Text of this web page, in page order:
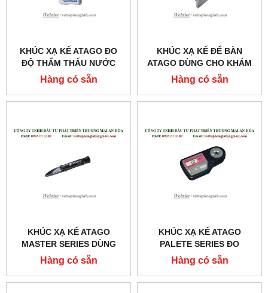
KHÚC XẠ KẾ ATAGO ĐO
ĐỘ THẨM THẤU NƯỚC
TIỂU MODEL:PAL-MOSM
Hàng có sẵn
KHÚC XẠ KẾ ĐỂ BÀN
ATAGO DÙNG CHO KHÁM
VÀ CHỮA BỆNH
MODEL:T3-NE
Hàng có sẵn
KHÚC XẠ KẾ ATAGO
MASTER SERIES DÙNG
CHO KHÁM VÀ CHỮA
BỆNH MODEL:MASTER-
SUR/NM
Hàng có sẵn
KHÚC XẠ KẾ ATAGO
PALETE SERIES ĐO
TRỌNG LƯỢNG RIÊNG
NƯỚC TIỂU MODEL:UG-Α
Hàng có sẵn